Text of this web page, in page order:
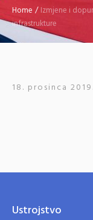
Home /Izmjene i
infrastrukture
18. prosinca 2019.
Ustrojstvo